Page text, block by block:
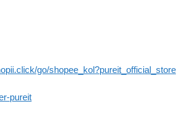
go/shopee_kol?pureit_official_store
pureit